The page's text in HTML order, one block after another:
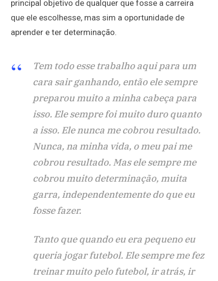
principal objetivo de qualquer que fosse a carreira
que ele escolhesse, mas sim a oportunidade de
aprender e ter determinação.
Tem todo esse trabalho aqui para um
cara sair ganhando, então ele sempre
preparou muito a minha cabeça para
isso. Ele sempre foi muito duro quanto
a isso. Ele nunca me cobrou resultado.
Nunca, na minha vida, o meu pai me
cobrou resultado. Mas ele sempre me
cobrou muito determinação, muita
garra, independentemente do que eu
fosse fazer.
Tanto que quando eu era pequeno eu
queria jogar futebol. Ele sempre me fez
treinar muito pelo futebol, ir atrás, ir